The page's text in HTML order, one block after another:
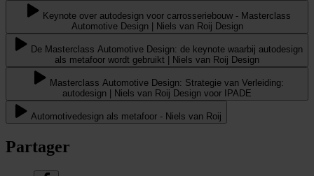
Keynote over autodesign voor carrosseriebouw - Masterclass
Automotive Design | Niels van Roij Design
De Masterclass Automotive Design: de keynote waarbij autodesign
als metafoor wordt gebruikt | Niels van Roij Design
Masterclass Automotive Design: Strategie van Verleiding:
autodesign | Niels van Roij Design voor IPADE
Automotivedesign als metafoor - Niels van Roij
Partager